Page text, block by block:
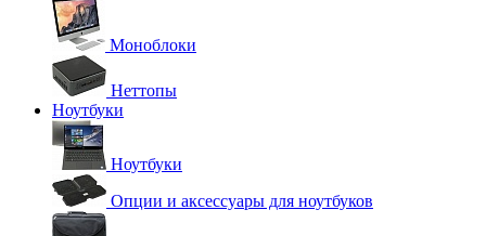
Моноблоки
Неттопы
Ноутбуки
Ноутбуки
Опции и аксессуары для ноутбуков